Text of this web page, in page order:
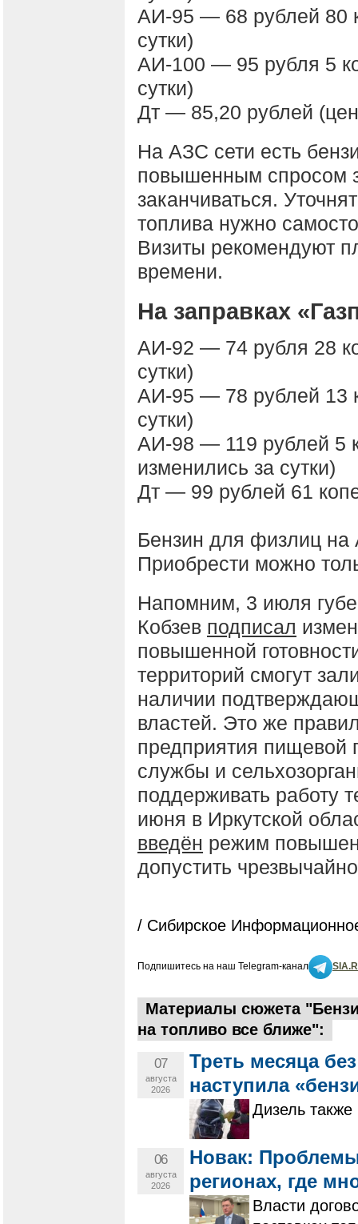
АИ-95 — 68 рублей 80
сутки)
АИ-100 — 95 рубля 5
сутки)
Дт — 85,20 рублей
На АЗС сети есть
повышенным спросом
заканчиваться.
топлива нужно
Визиты рекомендуют
времени.
На заправках
АИ-92 — 74 рубля 28
сутки)
АИ-95 — 78 рублей 13
сутки)
АИ-98 — 119 рублей 5
изменились за сутки)
Дт — 99 рублей 61
Бензин для физлиц на
Приобрести можно
Напомним, 3 июля
Кобзев подписал
повышенной
территорий смогут
наличии
властей. Это же
предприятия
службы и
поддерживать работу
июня в Иркутской
введён режим
допустить
/ Сибирское
Подпишитесь на наш Telegram-канал
Материалы сюжета
на топливо все ближе":
07
августа
2026
Треть месяца
наступила
Дизель
06
августа
2026
Новак:
регионах, где
Власти